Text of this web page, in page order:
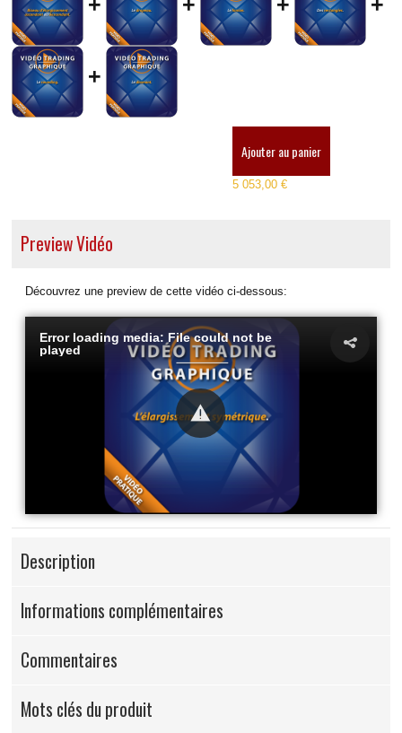
+
Ajouter au panier
5 053,00 €
Preview Vidéo
Découvrez une preview de cette vidéo ci-dessous:
Error loading media: File could not be
played
Description
Informations complémentaires
Commentaires
Mots clés du produit